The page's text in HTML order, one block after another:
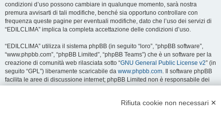
condizioni d’uso possono cambiare in qualunque momento, sarà nostra
premura avvisarti di tali modifiche, benché sia opportuno controllare con
frequenza queste pagine per eventuali modifiche, dato che l’uso dei servizi di
“EDILCLIMA” implica la completa accettazione delle condizioni d’uso.
“EDILCLIMA” utilizza il sistema phpBB (in seguito “loro”, “phpBB software”,
“www.phpbb.com”, “phpBB Limited”, “phpBB Teams”) che è un software per la
creazione di comunità web rilasciata sotto “GNU General Public License v2” (in
seguito “GPL”) liberamente scaricabile da www.phpbb.com . Il software phpBB
facilita le aree di discussione internet; phpBB Limited non è responsabile dei
contenuti e della gestione. Per ulteriori informazioni su phpBB:
Rifiuta cookie non necessari ✕